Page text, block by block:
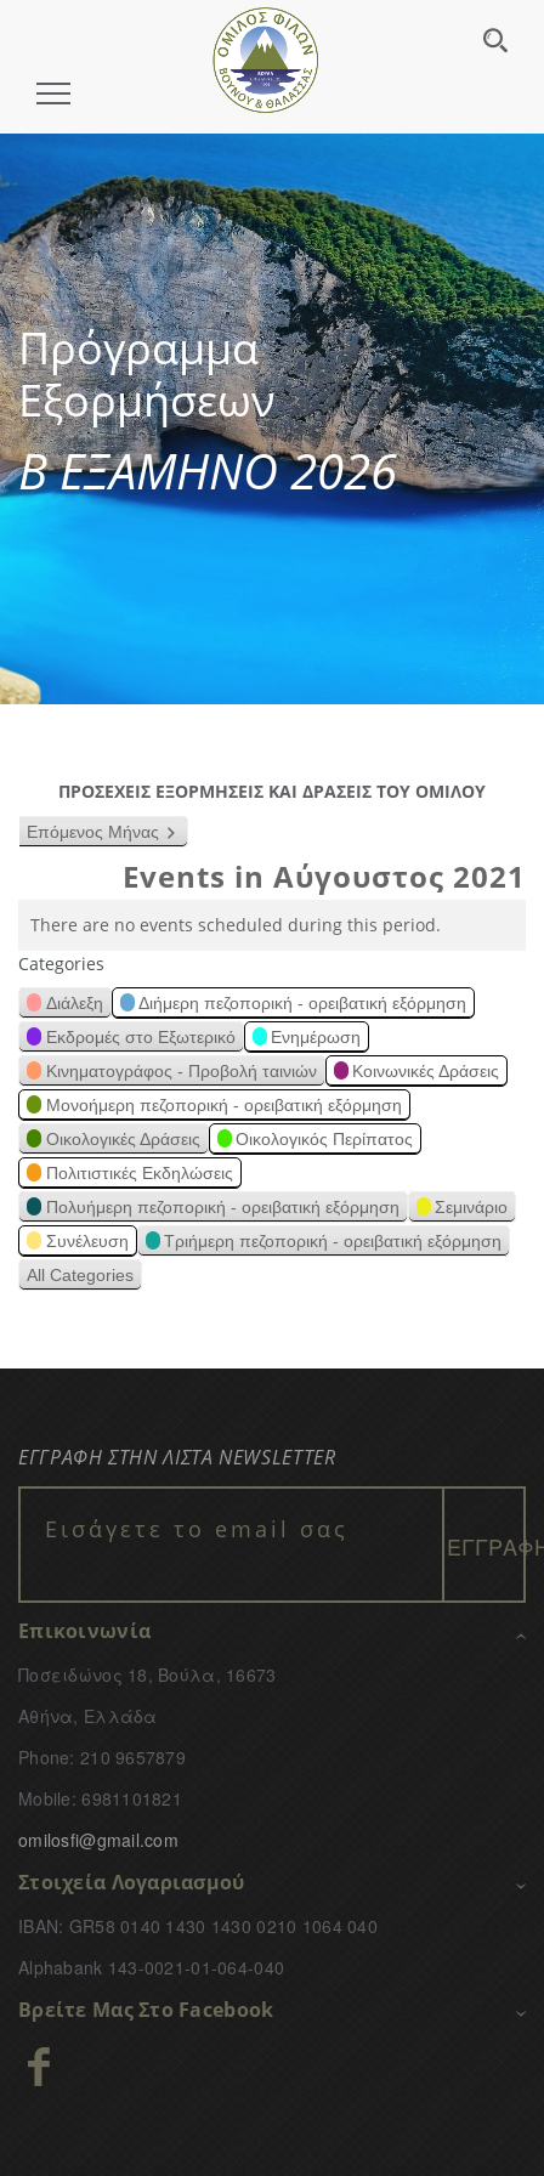
Toggle
Πρόγραμμα
Εξορμήσεων
Β ΕΞΑΜΗΝΟ 2026
ΠΡΟΣΕΧΕΙΣ ΕΞΟΡΜΗΣΕΙΣ ΚΑΙ ΔΡΑΣΕΙΣ ΤΟΥ ΟΜΙΛΟΥ
Επόμενος Μήνας
Events in Αύγουστος 2021
There are no events scheduled during this period.
Categories
Διάλεξη
Διήμερη πεζοπορική - ορειβατική εξόρμηση
Εκδρομές στο Εξωτερικό
Ενημέρωση
Κινηματογράφος - Προβολή ταινιών
Κοινωνικές Δράσεις
Μονοήμερη πεζοπορική - ορειβατική εξόρμηση
Οικολογικές Δράσεις
Οικολογικός Περίπατος
Πολιτιστικές Εκδηλώσεις
Πολυήμερη πεζοπορική - ορειβατική εξόρμηση
Σεμινάριο
Συνέλευση
Τριήμερη πεζοπορική - ορειβατική εξόρμηση
All Categories
ΕΓΓΡΑΦΗ ΣΤΗΝ ΛΙΣΤΑ NEWSLETTER
Επικοινωνία
Ποσειδώνος 18, Βούλα, 16673
Αθήνα, Ελλάδα
Phone: 210 9657879
Mobile: 6981101821
omilosfi@gmail.com
Στοιχεία Λογαριασμού
IBAN: GR58 0140 1430 1430 0210 1064 040
Alphabank 143-0021-01-064-040
Βρείτε Μας Στο Facebook